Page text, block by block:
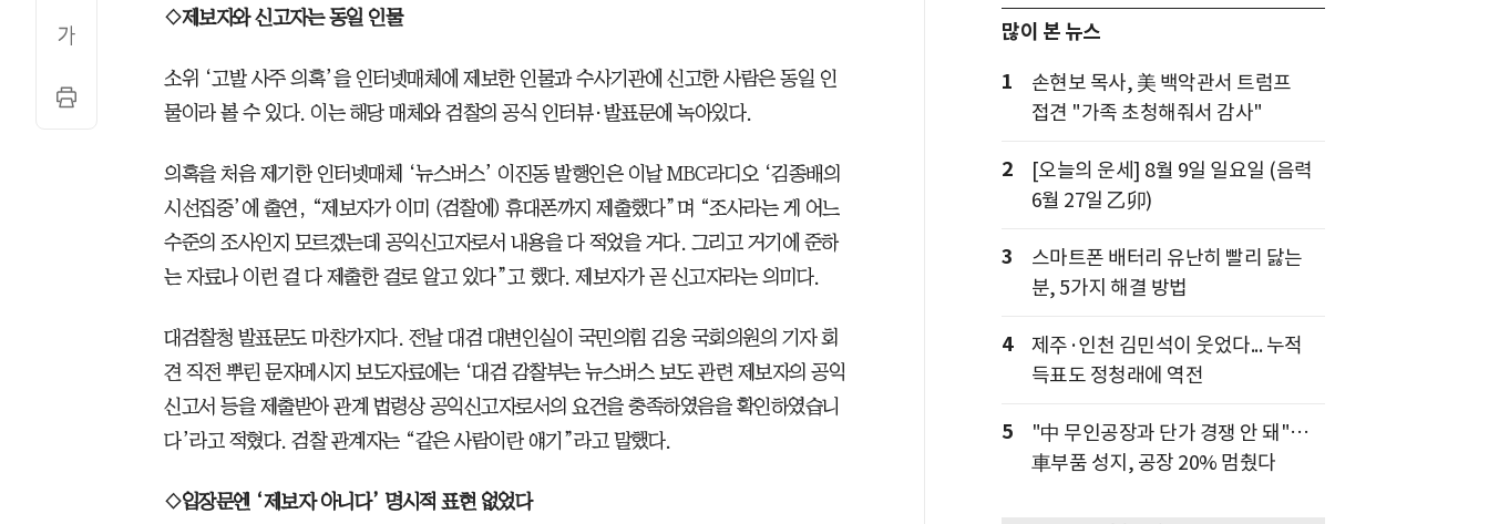
◇제보자와 신고자는 동일 인물
소위 ‘고발 사주 의혹’을 인터넷매체에 제보한 인물과 수사기관에 신고한 사람은 동일 인
물이라 볼 수 있다. 이는 해당 매체와 검찰의 공식 인터뷰·발표문에 녹아있다.
의혹을 처음 제기한 인터넷매체 ‘뉴스버스’ 이진동 발행인은 이날 MBC라디오 ‘김종배의
시선집중’에 출연, “제보자가 이미 (검찰에) 휴대폰까지 제출했다”며 “조사라는 게 어느
수준의 조사인지 모르겠는데 공익신고자로서 내용을 다 적었을 거다. 그리고 거기에 준하
는 자료나 이런 걸 다 제출한 걸로 알고 있다”고 했다. 제보자가 곧 신고자라는 의미다.
대검찰청 발표문도 마찬가지다. 전날 대검 대변인실이 국민의힘 김웅 국회의원의 기자 회
견 직전 뿌린 문자메시지 보도자료에는 ‘대검 감찰부는 뉴스버스 보도 관련 제보자의 공익
신고서 등을 제출받아 관계 법령상 공익신고자로서의 요건을 충족하였음을 확인하였습니
다’라고 적혔다. 검찰 관계자는 “같은 사람이란 얘기”라고 말했다.
◇입장문엔 ‘제보자 아니다’ 명시적 표현 없었다
많이 본 뉴스
1
손현보 목사, 美 백악관서 트럼프
접견 "가족 초청해줘서 감사"
2
[오늘의 운세] 8월 9일 일요일 (음력
6월 27일 乙卯)
3
스마트폰 배터리 유난히 빨리 닳는
분, 5가지 해결 방법
4
제주·인천 김민석이 웃었다... 누적
득표도 정청래에 역전
5
"中 무인공장과 단가 경쟁 안 돼"…
車부품 성지, 공장 20% 멈췄다